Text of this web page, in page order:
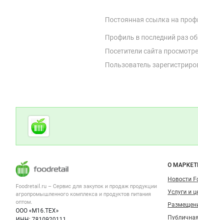
Постоянная ссылка на
Профиль в последний раз
Посетители сайта
Пользователь
Дополнительная информация
Cсылки на полезные проекты
Foodretail.ru
— продукты
Важные разделы и контакты
Foodretail.ru – Сервис для закупок и продаж продукции
агропромышленного комплекса и продуктов питания
оптом.
ООО «М16.ТЕХ»
О
Новости
Услуги и